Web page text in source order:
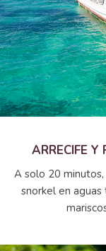
ARRECIFE Y
A solo 20
snorkel en